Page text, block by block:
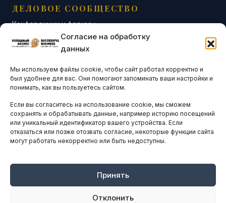
Согласие на обработку
данных
Мы используем файлы cookie, чтобы сайт работал корректно и
был удобнее для вас. Они помогают запоминать ваши настройки и
понимать, как вы пользуетесь сайтом.
Если вы согласитесь на использование cookie, мы сможем
сохранять и обрабатывать данные, например историю посещений
или уникальный идентификатор вашего устройства. Если
отказаться или позже отозвать согласие, некоторые функции сайта
могут работать некорректно или быть недоступны.
Принять
Отклонить
ДЕЛОВОЕ СООБЩЕСТВО
Конференции и форумы
Бизнес-клубы и ассоциации
Остальные новости
АНАЛИТИКА И СТАТИСТИКА
ARTICLES IN ENGLISH
НАВИГАЦИЯ
Оплата онлайн